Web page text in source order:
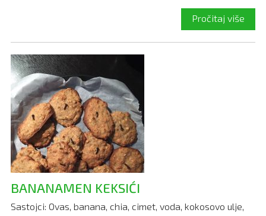
Pročitaj više
BANANAMEN KEKSIĆI
Sastojci: Ovas, banana, chia, cimet, voda, kokosovo ulje,